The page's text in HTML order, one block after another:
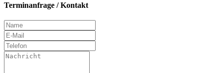
Terminanfrage / Kontakt